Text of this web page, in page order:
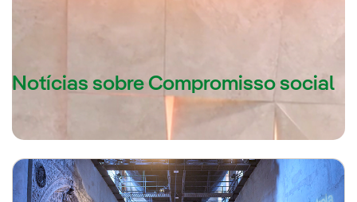
Notícias sobre Compromisso social